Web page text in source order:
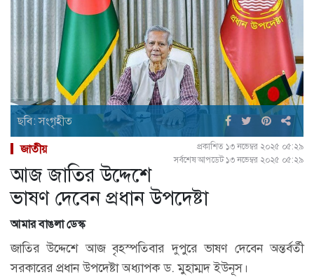
ছবি: সংগৃহীত
জাতীয়
প্রকাশিত ১৩ নভেম্বর ২০২৫ ০৫:২৯
সর্বশেষ আপডেট ১৩ নভেম্বর ২০২৫ ০৫:২৯
আজ জাতির উদ্দেশে
ভাষণ দেবেন প্রধান উপদেষ্টা
আমার বাঙলা ডেস্ক
জাতির উদ্দেশে আজ বৃহস্পতিবার দুপুরে ভাষণ দেবেন অন্তর্বর্তী
সরকারের প্রধান উপদেষ্টা অধ্যাপক ড. মুহাম্মদ ইউনূস।